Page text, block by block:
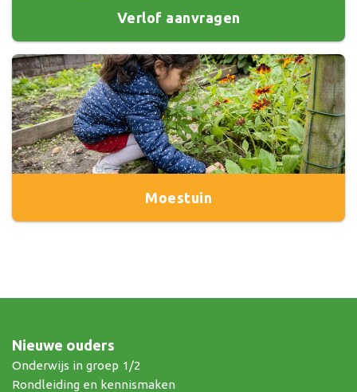
Verlof aanvragen
Moestuin
Nieuwe ouders
Onderwijs in groep 1/2
Rondleiding en kennismaken